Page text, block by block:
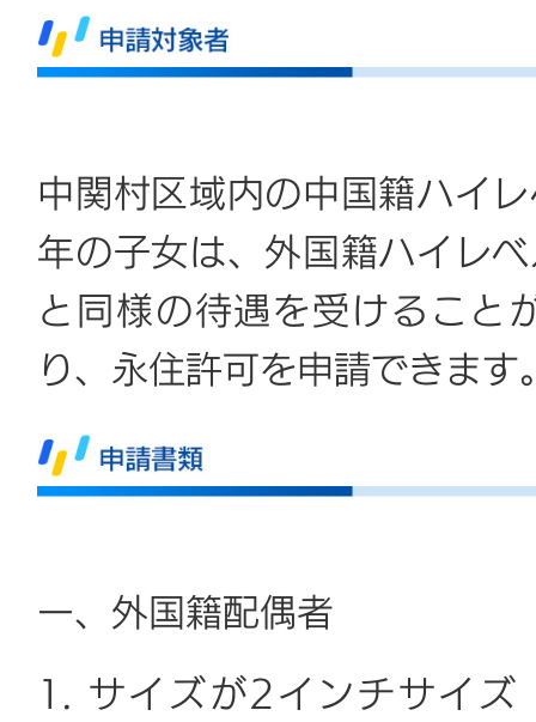
中関村区域内の中国籍ハイ
年の子女は、外国籍ハイレ
と同様の待遇を受けること
り、永住許可を申請できます
一、外国籍配偶者
1. サイズが2インチサイ